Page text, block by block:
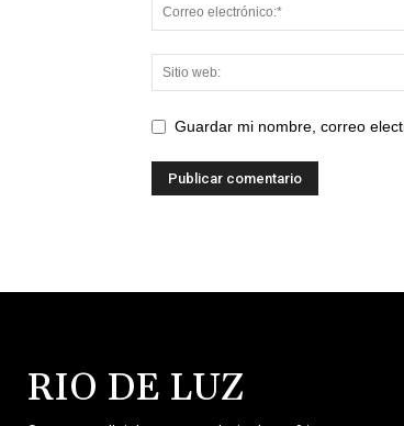
Guardar mi nombre, correo
RIO DE LUZ